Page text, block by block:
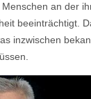
an der
beeinträchtigt.
inzwischen